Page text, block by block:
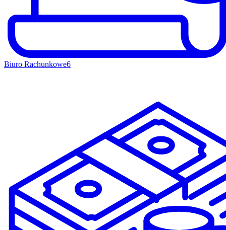
Biuro Rachunkowe6